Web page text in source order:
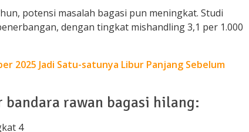
potensi masalah bagasi pun meningkat. Studi
dengan tingkat mishandling 3,1 per 1.000
2025 Jadi Satu-satunya Libur Panjang Sebelum
rawan bagasi hilang:
4